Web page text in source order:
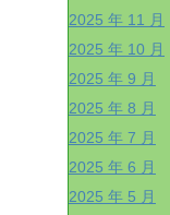
2025 年 11 月
2025 年 10 月
2025 年 9 月
2025 年 8 月
2025 年 7 月
2025 年 6 月
2025 年 5 月